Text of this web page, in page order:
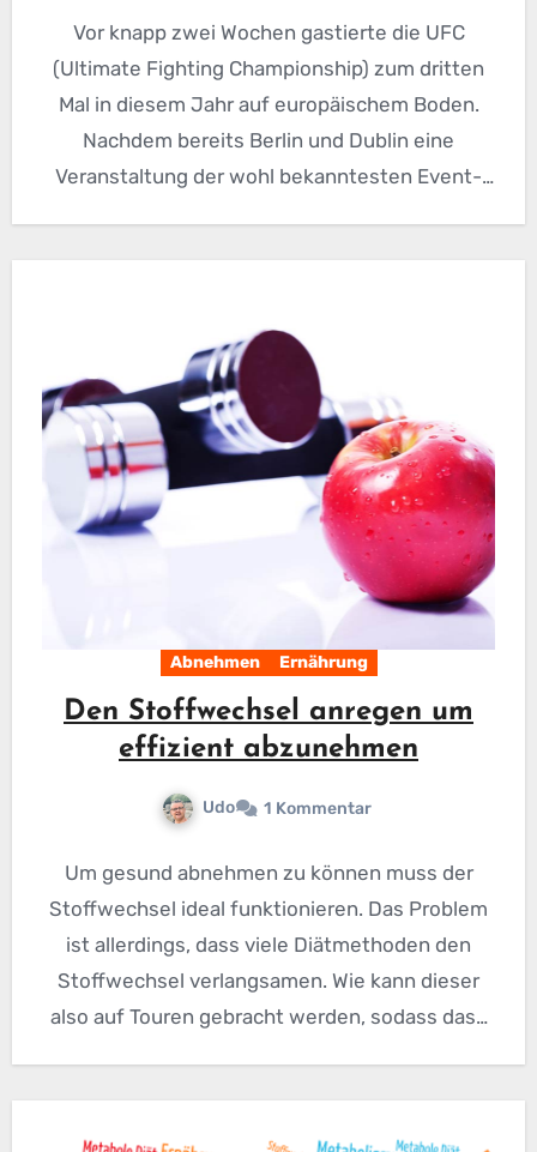
Vor knapp zwei Wochen gastierte die UFC
(Ultimate Fighting Championship) zum dritten
Mal in diesem Jahr auf europäischem Boden.
Nachdem bereits Berlin und Dublin eine
Veranstaltung der wohl bekanntesten Event-
Abnehmen Ernährung
Den Stoffwechsel anregen um
effizient abzunehmen
Udo 1 Kommentar
Um gesund abnehmen zu können muss der
Stoffwechsel ideal funktionieren. Das Problem
ist allerdings, dass viele Diätmethoden den
Stoffwechsel verlangsamen. Wie kann dieser
also auf Touren gebracht werden, sodass das…